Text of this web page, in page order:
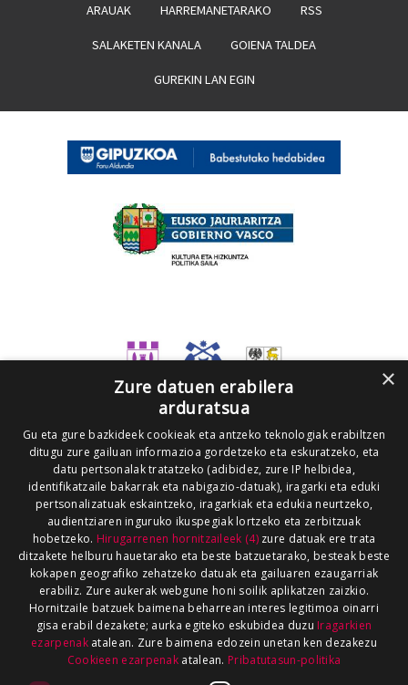
ARAUAK HARREMANETARAKO RSS
SALAKETEN KANALA GOIENA TALDEA
GUREKIN LAN EGIN
×
Zure datuen erabilera
arduratsua
Gu eta gure bazkideek cookieak eta antzeko teknologiak erabiltzen
ditugu zure gailuan informazioa gordetzeko eta eskuratzeko, eta
datu pertsonalak tratatzeko (adibidez, zure IP helbidea,
identifikatzaile bakarrak eta nabigazio-datuak), iragarki eta eduki
pertsonalizatuak eskaintzeko, iragarkiak eta edukia neurtzeko,
audientziaren inguruko ikuspegiak lortzeko eta zerbitzuak
hobetzeko. Hirugarrenen hornitzaileek (4)zure datuak ere trata
ditzakete helburu hauetarako eta beste batzuetarako, besteak beste
kokapen geografiko zehatzeko datuak eta gailuaren ezaugarriak
erabiliz. Zure aukerak webgune honi soilik aplikatzen zaizkio.
Hornitzaile batzuek baimena beharrean interes legitimoa oinarri
gisa erabil dezakete; aurka egiteko eskubidea duzu Iragarkien
ezarpenakatalean. Zure baimena edozein unetan ken dezakezu
Cookieen ezarpenak atalean. Pribatutasun-politika